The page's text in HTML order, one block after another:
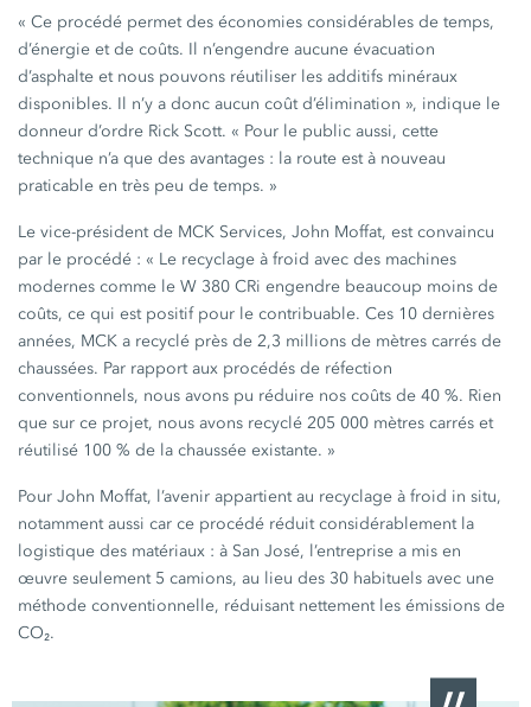
« Ce procédé permet des économies considérables de temps,
d’énergie et de coûts. Il n’engendre aucune évacuation
d’asphalte et nous pouvons réutiliser les additifs minéraux
disponibles. Il n’y a donc aucun coûtd’élimination », indique le
donneur d’ordre Rick Scott. « Pour le public aussi, cette
technique n’a que desavantages : la route est à nouveau
praticable en très peu detemps. »
Le vice-président de MCK Services, John Moffat, est convaincu
par le procédé : « Le recyclage à froid avec des machines
modernes comme leW 380 CRi engendre beaucoup moins de
coûts, ce qui est positif pour le contribuable. Ces 10 dernières
années, MCK a recyclé près de2,3 millions de mètres carrés de
chaussées. Par rapport aux procédés de réfection
conventionnels, nous avons pu réduire nos coûts de40 %. Rien
que sur ce projet, nous avons recyclé205 000 mètres carrés et
réutilisé 100 % de la chausséeexistante. »
Pour John Moffat, l’avenir appartient au recyclage à froid in situ,
notamment aussi car ce procédé réduit considérablement la
logistique des matériaux : à San José, l’entreprise a mis en
œuvre seulement 5 camions, au lieu des 30 habituels avec une
méthode conventionnelle, réduisant nettement les émissions de
CO₂.